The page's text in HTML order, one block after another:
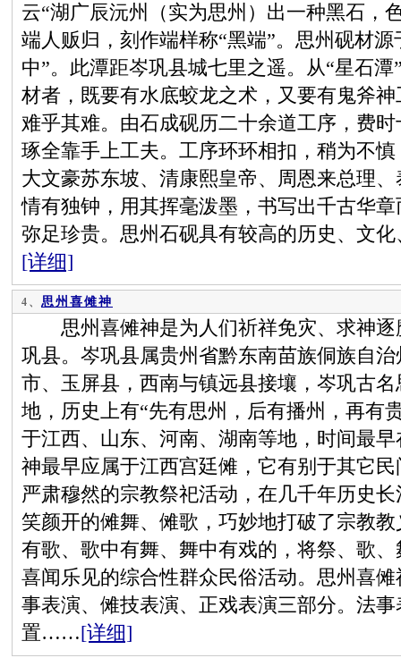
云“湖广辰沅州（实为思州）出一种黑石，
端人贩归，刻作端样称“黑端”。思州砚材
中”。此潭距岑巩县城七里之遥。从“星石
材者，既要有水底蛟龙之术，又要有鬼斧
难乎其难。由石成砚历二十余道工序，费
琢全靠手上工夫。工序环环相扣，稍为不
大文豪苏东坡、清康熙皇帝、周恩来总理
情有独钟，用其挥毫泼墨，书写出千古华
弥足珍贵。思州石砚具有较高的历史、文
[详细]
4、 思州喜傩神
思州喜傩神是为人们祈祥免灾、求神逐
巩县。岑巩县属贵州省黔东南苗族侗族自
市、玉屏县，西南与镇远县接壤，岑巩古
地，历史上有“先有思州，后有播州，再有
于江西、山东、河南、湖南等地，时间最
神最早应属于江西宫廷傩，它有别于其它
严肃穆然的宗教祭祀活动，在几千年历史
笑颜开的傩舞、傩歌，巧妙地打破了宗教
有歌、歌中有舞、舞中有戏的，将祭、歌
喜闻乐见的综合性群众民俗活动。思州喜
事表演、傩技表演、正戏表演三部分。法
置……[详细]